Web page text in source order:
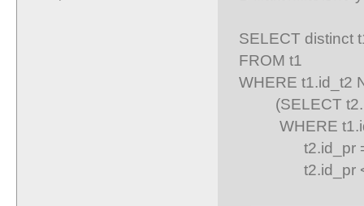
SELECT distinct
FROM t1
WHERE t1.id_t2
(SELECT
WHERE
t2.id_pr =
t2.id_pr <>